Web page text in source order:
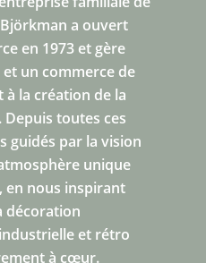
a ouvert
en 1973 et gère
un commerce de
à la création de la
toutes ces
guidés par la vision
unique
en nous inspirant
décoration
et rétro
à cœur.